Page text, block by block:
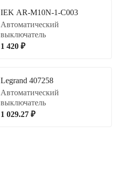
IEK AR-M10N-1-C003
Автоматический
выключатель
1 420 ₽
Legrand 407258
Автоматический
выключатель
1 029.27 ₽